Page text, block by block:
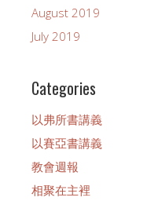
August 2019
July 2019
Categories
以弗所書講義
以賽亞書講義
教會週報
相聚在主裡